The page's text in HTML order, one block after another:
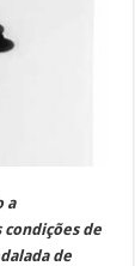
a
de
de